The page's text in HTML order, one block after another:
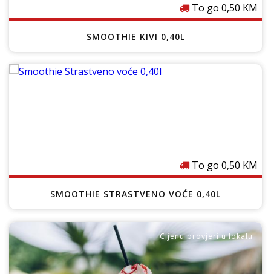
To go 0,50 KM
SMOOTHIE KIVI 0,40L
To go 0,50 KM
SMOOTHIE STRASTVENO VOĆE 0,40L
Cijenu provjeri u lokalu